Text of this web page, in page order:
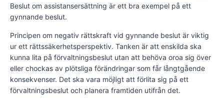
Beslut om assistansersättning är ett bra exempel på ett
gynnande beslut.
Principen om negativ rättskraft vid gynnande beslut är viktig
ur ett rättssäkerhetsperspektiv. Tanken är att enskilda ska
kunna lita på förvaltningsbeslut utan att behöva oroa sig över
eller chockas av plötsliga förändringar som får långtgående
konsekvenser. Det ska vara möjligt att förlita sig på ett
förvaltningsbeslut och planera framtiden utifrån det.